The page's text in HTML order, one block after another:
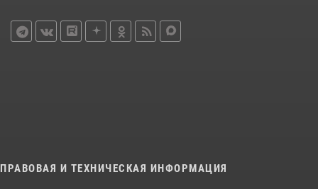
ПРАВОВАЯ И ТЕХНИЧЕСКАЯ ИНФОРМАЦИЯ